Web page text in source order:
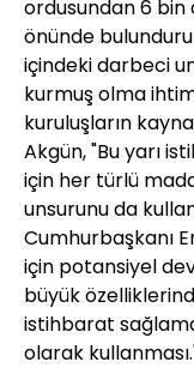
ordusundan 6 bin
önünde
içindeki darbeci
kurmuş olma
kuruluşların
Akgün, "Bu yarı
için her türlü
unsurunu da
Cumhurbaşkanı
için potansiyel
büyük
istihbarat
olarak